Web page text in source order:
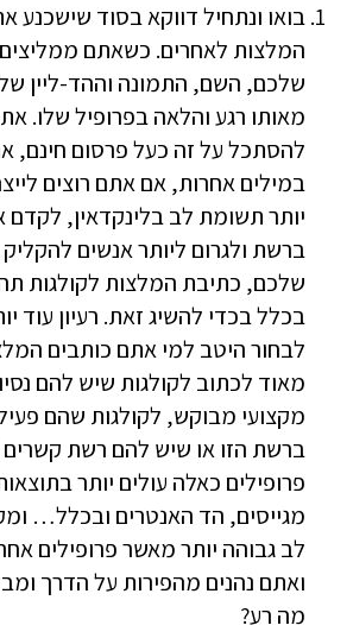
בואו ונתחיל דווקא בסוד שישכנע
המלצות לאחרים. כשאתם
שלכם, השם, התמונה וההד-ליין
מאותו רגע והלאה בפרופיל שלו.
להסתכל על זה כעל פרסום חינם,
במילים אחרות, אם אתם רוצים
יותר תשומת לב בלינקדאין,
ברשת ולגרום ליותר אנשים
שלכם, כתיבת המלצות לקולגות
בכלל בכדי להשיג זאת. רעיון עוד
לבחור היטב למי אתם כותבים
מאוד לכתוב לקולגות שיש להם
מקצועי מבוקש, לקולגות שהם
ברשת הזו או שיש להם רשת קשרים
פרופילים כאלה עולים יותר
מגייסים, הד האנטרים ובכלל…
לב גבוהה יותר מאשר פרופילים
ואתם נהנים מהפירות על הדרך
מה רע?